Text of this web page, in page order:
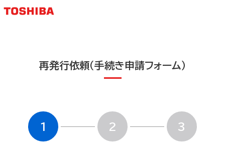
再発行依頼（手続き申請フォーム）
1 2 3